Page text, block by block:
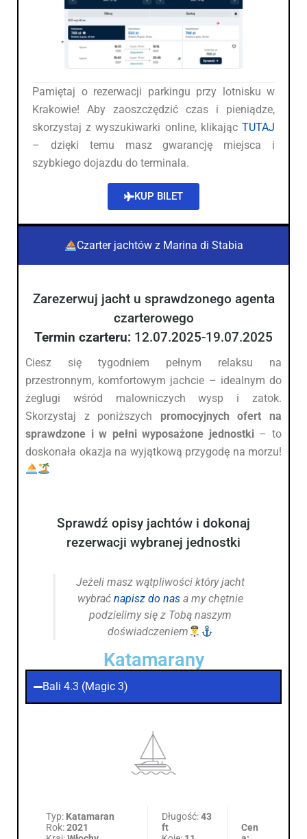
Pamiętaj o rezerwacji parkingu przy lotnisku w
Krakowie! Aby zaoszczędzić czas i pieniądze,
skorzystaj z wyszukiwarki online, klikając TUTAJ
– dzięki temu masz gwarancję miejsca i
szybkiego dojazdu do terminala.
KUP BILET
Czarter jachtów z Marina di Stabia
Zarezerwuj jacht u sprawdzonego agenta
czarterowego
Termin czarteru: 12.07.2025-19.07.2025
Ciesz się tygodniem pełnym relaksu na
przestronnym, komfortowym jachcie – idealnym do
żeglugi wśród malowniczych wysp i zatok.
Skorzystaj z poniższych promocyjnych ofert na
sprawdzone i w pełni wyposażone jednostki– to
doskonała okazja na wyjątkową przygodę na morzu!
Sprawdź opisy jachtów i dokonaj
rezerwacji wybranej jednostki
Jeżeli masz wątpliwości który jacht
wybrać napisz do nas a my chętnie
podzielimy się z Tobą naszym
doświadczeniem
Katamarany
Bali 4.3 (Magic 3)
Typ: Katamaran
Rok:2021
Długość:43
ft
Cen